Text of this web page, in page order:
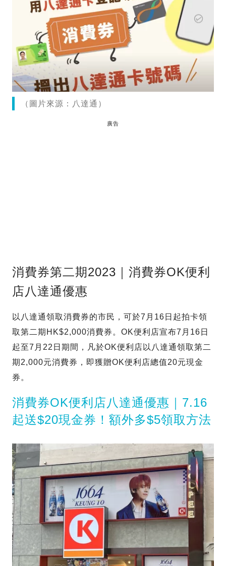
（圖片來源：八達通）
廣告
消費券第二期2023｜消費券OK便利
店八達通優惠
以八達通領取消費券的市民，可於7月16日起拍卡領
取第二期HK$2,000消費券。OK便利店宣布7月16日
起至7月22日期間，凡於OK便利店以八達通領取第二
期2,000元消費券，即獲贈OK便利店總值20元現金
券。
消費券OK便利店八達通優惠｜7.16
起送$20現金券！額外多$5領取方法